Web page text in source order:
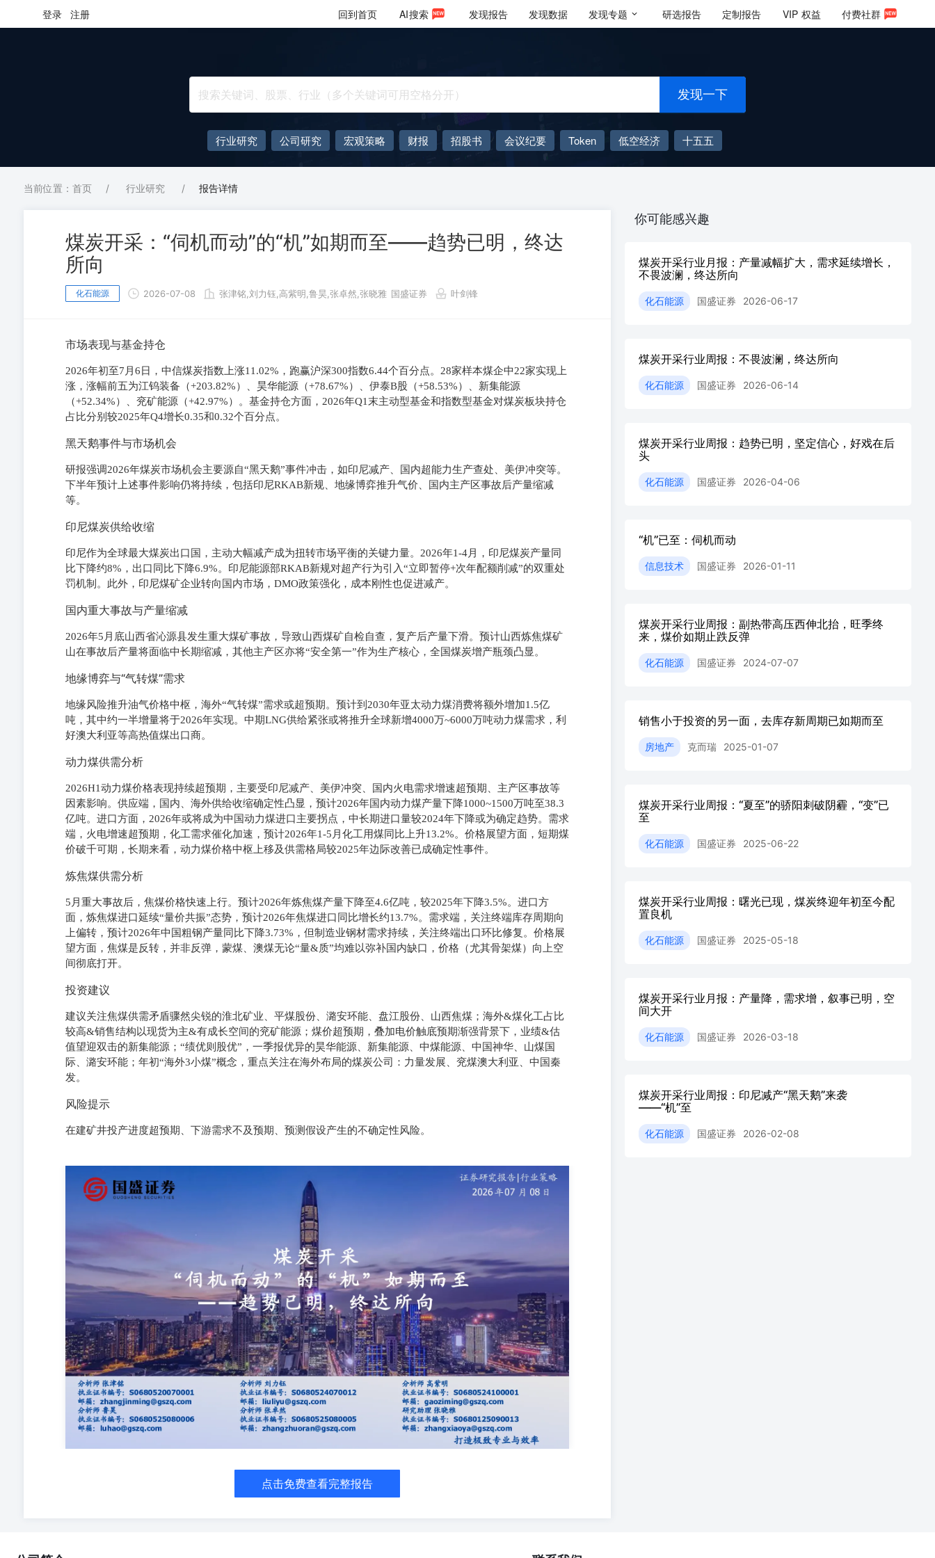
登录 注册 回到首页 AI搜索 发现报告 发现数据 发现专题 研选报告 定制报告 VIP 权益 付费社群
发现一下
行业研究 公司研究 宏观策略 财报 招股书 会议纪要 Token 低空经济
十五五
AIGC
大模型
当前位置：首页 / 行业研究 / 报告详情
煤炭开采：“伺机而动”的“机”如期而至——趋势已明，终达
所向
化石能源 2026-07-08 张津铭,刘力钰,高紫明,鲁昊,张卓然,张晓雅 国盛证券 叶剑锋
市场表现与基金持仓
2026年初至7月6日，中信煤炭指数上涨11.02%，跑赢沪深300指数6.44个百分点。28家样本煤企中22家实现上
涨，涨幅前五为江钨装备（+203.82%）、昊华能源（+78.67%）、伊泰B股（+58.53%）、新集能源
（+52.34%）、兖矿能源（+42.97%）。基金持仓方面，2026年Q1末主动型基金和指数型基金对煤炭板块持仓
占比分别较2025年Q4增长0.35和0.32个百分点。
黑天鹅事件与市场机会
研报强调2026年煤炭市场机会主要源自“黑天鹅”事件冲击，如印尼减产、国内超能力生产查处、美伊冲突等。
下半年预计上述事件影响仍将持续，包括印尼RKAB新规、地缘博弈推升气价、国内主产区事故后产量缩减
等。
印尼煤炭供给收缩
印尼作为全球最大煤炭出口国，主动大幅减产成为扭转市场平衡的关键力量。2026年1-4月，印尼煤炭产量同
比下降约8%，出口同比下降6.9%。印尼能源部RKAB新规对超产行为引入“立即暂停+次年配额削减”的双重处
罚机制。此外，印尼煤矿企业转向国内市场，DMO政策强化，成本刚性也促进减产。
国内重大事故与产量缩减
2026年5月底山西省沁源县发生重大煤矿事故，导致山西煤矿自检自查，复产后产量下滑。预计山西炼焦煤矿
山在事故后产量将面临中长期缩减，其他主产区亦将“安全第一”作为生产核心，全国煤炭增产瓶颈凸显。
地缘博弈与“气转煤”需求
地缘风险推升油气价格中枢，海外“气转煤”需求或超预期。预计到2030年亚太动力煤消费将额外增加1.5亿
吨，其中约一半增量将于2026年实现。中期LNG供给紧张或将推升全球新增4000万~6000万吨动力煤需求，利
好澳大利亚等高热值煤出口商。
动力煤供需分析
2026H1动力煤价格表现持续超预期，主要受印尼减产、美伊冲突、国内火电需求增速超预期、主产区事故等
因素影响。供应端，国内、海外供给收缩确定性凸显，预计2026年国内动力煤产量下降1000~1500万吨至38.3
亿吨。进口方面，2026年或将成为中国动力煤进口主要拐点，中长期进口量较2024年下降或为确定趋势。需求
端，火电增速超预期，化工需求催化加速，预计2026年1-5月化工用煤同比上升13.2%。价格展望方面，短期煤
价破千可期，长期来看，动力煤价格中枢上移及供需格局较2025年边际改善已成确定性事件。
炼焦煤供需分析
5月重大事故后，焦煤价格快速上行。预计2026年炼焦煤产量下降至4.6亿吨，较2025年下降3.5%。进口方
面，炼焦煤进口延续“量价共振”态势，预计2026年焦煤进口同比增长约13.7%。需求端，关注终端库存周期向
上偏转，预计2026年中国粗钢产量同比下降3.73%，但制造业钢材需求持续，关注终端出口环比修复。价格展
望方面，焦煤是反转，并非反弹，蒙煤、澳煤无论“量&质”均难以弥补国内缺口，价格（尤其骨架煤）向上空
间彻底打开。
投资建议
建议关注焦煤供需矛盾骤然尖锐的淮北矿业、平煤股份、潞安环能、盘江股份、山西焦煤；海外&煤化工占比
较高&销售结构以现货为主&有成长空间的兖矿能源；煤价超预期，叠加电价触底预期渐强背景下，业绩&估
值望迎双击的新集能源；“绩优则股优”，一季报优异的昊华能源、新集能源、中煤能源、中国神华、山煤国
际、潞安环能；年初“海外3小煤”概念，重点关注在海外布局的煤炭公司：力量发展、兖煤澳大利亚、中国秦
发。
风险提示
在建矿井投产进度超预期、下游需求不及预期、预测假设产生的不确定性风险。
分析师张津铭执业证书编号：S0680520070001邮箱：zhangjinming@gszq.com分析师鲁昊执业证书编号：S0680525080006邮箱：
luhao@gszq.com 分析师刘力钰执业证书编号：S0680524070012邮箱：liuliyu@gszq.com分析师张卓然执业证书编号：
S0680525080005邮箱：zhangzhuoran@gszq.com 分析师高紫明执业证书编号：S0680524100001邮箱：gaoziming@gszq.com研究助
理张晓雅执业证书编号：S0680125090013邮箱：zhangxiaoya@gszq.com 打造极致专业与效率 目录 黑天鹅频现，《伺机而动》
的“机”至 2 动力煤：黑天鹅催化不断，长期中枢上移，旺季贡献弹性 3 炼焦煤：供给紧张趋势延续，反转并非反弹 投资建议5
风险提示 1.1.市场表现：涨幅全市场第六 2026年初至7月6日，沪深300指数上涨4.58%，中信煤炭指数上涨11.02%，跑赢沪深300
指数6.44个百分点，位居30个行业涨跌幅榜第6位。个股方面，2026年初至7月6日，我们选取的28家样本煤企中22家均实现上
涨。 ➢涨幅前五：江钨装备（+203.82%）、昊华能源（+78.67%）、伊泰B股（+58.53%）、新集能源（+52.34%）、兖矿能源
（+42.97%）； ➢涨幅后五：上海能源（+0.07%）、山西焦煤（+0.31%）、兰花科创（+2.03%）、盘江股份（+3.00%）、华阳
股份（+3.03%）。 1.2.基金持仓：加仓时机已至，持仓继续增配 煤炭行业2026年Q1基金持仓继续增配：根据我们对基金重仓持
股统计，2026年Q1末主动型基金（含普通股票型、偏股混合型及灵活配置型基金）对煤炭板块持仓占比为0.71%，较2025年Q4
增长0.35pct；指数型基金（含被动指数型及增强指数型基金）对煤炭板块持仓占比为1.43%，较2025年Q4上涨0.32pct；合并计算
后，两类型基金对煤炭板块持仓占比为1.05%，较25Q4上涨0.32pct。 ➢主动型基金持仓继续增配：从流通股占比变动来看，获增
配的为江钨装备（+1.55pct）、潞安环能（+1.42pct）、电投能源（+1.01pct）、兖矿能 源（+0.76pct）、兖煤澳大利亚H股
（+0.71pct）；获减配前五标的为华阳股份（-0.78pct）、恒源煤电（-0.59pct）、山煤国际（-0.19pct）、兖矿能源H股
（-0.11pct）、首钢资源（-0.04pct）。 ➢指数型基金继续增配：从流通股占比变动来看，获增配前五标的为晋控煤业
（+1.91pct）、永泰能源（+0.78pct）、冀中能源（+0.71pct）、陕西黑猫（+0.41pct）、兖矿能源（+0.25pct），获减配前五标的
为平煤股份（-3.12pct）、山西焦煤（-1.89pct）、兖煤澳大利亚H股（-0.96pct）、首钢资源H股（-0.82pct）、山煤国际
（-0.76pct）。 2.黑天鹅频现，《伺机而动》的“机”至 ◼在25年12月28日发出的《2026年煤炭行业年度策略：伺机而动》中我们
强调“26年煤炭市场的机会主要源自“黑天鹅”事件冲击，需时刻关注”，原话如下： ✓若依据目前基本面情况静态线性外推，煤炭
间，高煤价助力估值消化。 ◼并明确指出26年尤其要重视： ✓印尼“供给侧”：收紧RKAB，有意压减产量&提高国内DMO→达到
减少出口、支撑煤价； ✓国内超能力生产查处的持续性。 ◼回顾26年上半年，印尼减产及“5.22沁源瓦斯爆炸”事故导致超产被摆
涨的想象空间；✓一方面，表外产量的退出或导致“焦煤基本面反转，而非反弹”。 2.1.印尼：供给主动约束启动，减产、合规、
点击免费查看完整报告
你可能感兴趣
煤炭开采行业月报：产量减幅扩大，需求延续增长，
不畏波澜，终达所向
化石能源 国盛证券 2026-06-17
煤炭开采行业周报：不畏波澜，终达所向
化石能源 国盛证券 2026-06-14
煤炭开采行业周报：趋势已明，坚定信心，好戏在后
头
化石能源 国盛证券 2026-04-06
“机”已至：伺机而动
信息技术 国盛证券 2026-01-11
煤炭开采行业周报：副热带高压西伸北抬，旺季终
来，煤价如期止跌反弹
化石能源 国盛证券 2024-07-07
销售小于投资的另一面，去库存新周期已如期而至
房地产 克而瑞 2025-01-07
煤炭开采行业周报：“夏至”的骄阳刺破阴霾，“变”已
至
化石能源 国盛证券 2025-06-22
煤炭开采行业周报：曙光已现，煤炭终迎年初至今配
置良机
化石能源 国盛证券 2025-05-18
煤炭开采行业月报：产量降，需求增，叙事已明，空
间大开
化石能源 国盛证券 2026-03-18
煤炭开采行业周报：印尼减产“黑天鹅”来袭
——“机”至
化石能源 国盛证券 2026-02-08